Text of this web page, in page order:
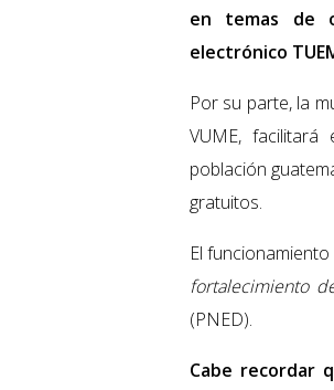
en temas de
electrónico
Por su parte, la
VUME,
población
gratuitos.
El
fortalecimiento
(PNED).
Cabe recordar